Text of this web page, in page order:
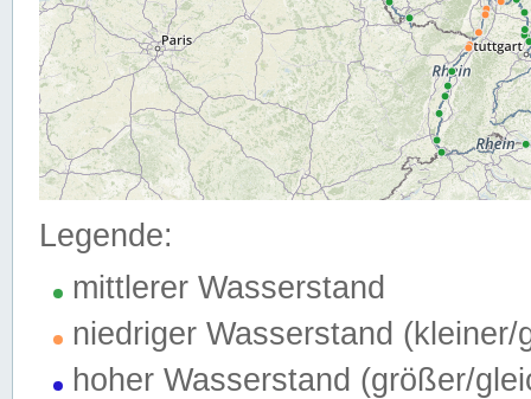
Legende:
mittlerer Wasserstand
niedriger Wasserstand (kleiner/
hoher Wasserstand (größer/